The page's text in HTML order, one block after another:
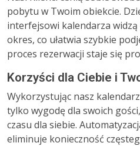
pobytu w Twoim obiekcie.
interfejsowi kalendarza
okres, co ułatwia szybkie
proces rezerwacji staje się
Korzyści dla Ciebie i
Wykorzystując nasz
tylko wygodę dla swoich
czasu dla siebie.
eliminuje konieczność